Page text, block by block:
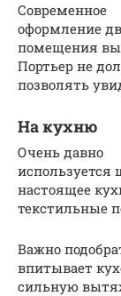
Современное
оформление
помещения
Портьер не
позволять
На кухню
Очень давно
используется
настоящее
текстильные
Важно
впитывает
сильную